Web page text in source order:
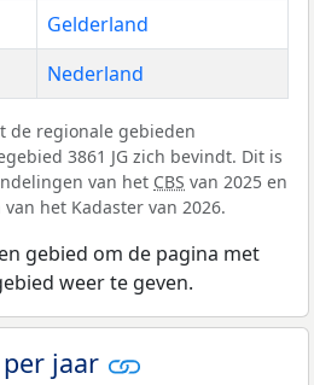
Gelderland
Nederland
de regionale gebieden
3861 JG zich bevindt. Dit is
van het CBS van 2025 en
het Kadaster van 2026.
gebied om de pagina met
weer te geven.
jaar